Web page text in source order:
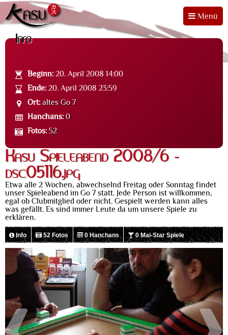
Menü
Info
Beginn: 20. April 2008 14:00
Ende: 20. April 2008 23:59
Ort: altes Go 7
Hanchans: 0
Fotos: 52
Kasu Spieleabend 2008/6 -
dsc05116.jpg
Etwa alle 2 Wochen, abwechselnd Freitag oder Sonntag findet
unser Spieleabend im Go 7 statt. Jede Person ist willkommen,
egal ob Clubmitglied oder nicht. Gespielt werden kann alles
was gefällt. Es sind immer Leute da um unsere Spiele zu
erklären.
Info 52 Fotos 0 Hanchans 0 Mai-Star Spiele